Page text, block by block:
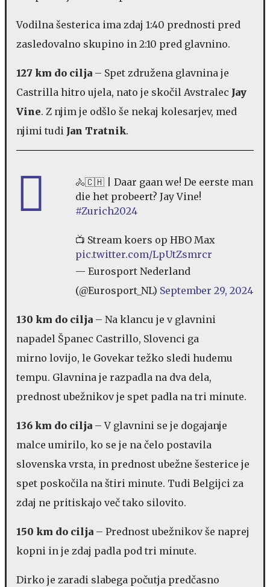
Vodilna šesterica ima zdaj 1:40 prednosti pred
zasledovalno skupino in 2:10 pred glavnino.
127 km do cilja – Spet združena glavnina je
Castrilla hitro ujela, nato je skočil Avstralec Jay
Vine. Z njim je odšlo še nekaj kolesarjev, med
njimi tudi Jan Tratnik.
🚴🇨🇭 | Daar gaan we! De eerste man
die het probeert? Jay Vine!
#Zurich2024
📺 Stream koers op HBO Max
pic.twitter.com/LpUtZsmrcr
— Eurosport Nederland
(@Eurosport_NL) September 29, 2024
130 km do cilja – Na klancu je v glavnini
napadel Španec Castrillo, Slovenci ga
mirno lovijo, le Govekar težko sledi hudemu
tempu. Glavnina je razpadla na dva dela,
prednost ubežnikov je spet padla na tri minute.
136 km do cilja – V glavnini se je dogajanje
malce umirilo, ko se je na čelo postavila
slovenska vrsta, in prednost ubežne šesterice je
spet poskočila na štiri minute. Tudi Belgijci za
zdaj ne pritiskajo več tako silovito.
150 km do cilja – Prednost ubežnikov še naprej
kopni in je zdaj padla pod tri minute.
Dirko je zaradi slabega počutja predčasno